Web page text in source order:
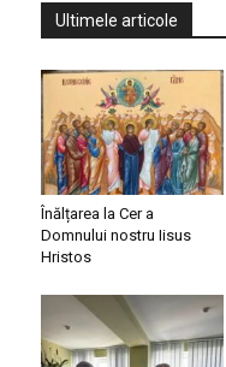
Ultimele articole
Înălțarea la Cer a
Domnului nostru Iisus
Hristos